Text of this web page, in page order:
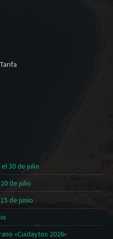
30 de julio
de julio
de junio
«Cuidaytos 2026»